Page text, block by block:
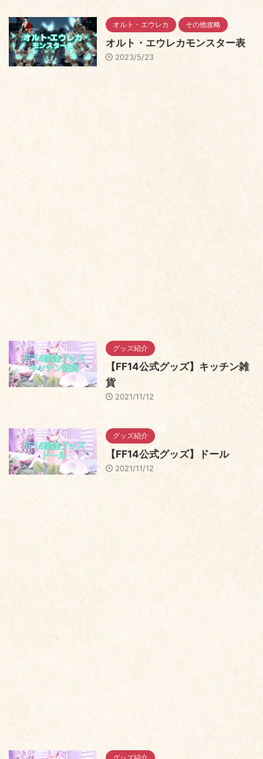
オルト・エウレカ その他攻略
オルト・エウレカモンスター表
2023/5/23
グッズ紹介
【FF14公式グッズ】キッチン雑
貨
2021/11/12
グッズ紹介
【FF14公式グッズ】ドール
2021/11/12